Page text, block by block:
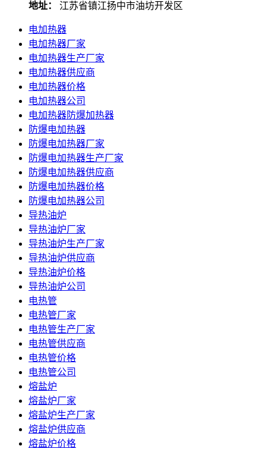
地址：
江苏省镇江扬中市油坊开发区
电加热器
电加热器厂家
电加热器生产厂家
电加热器供应商
电加热器价格
电加热器公司
电加热器防爆加热器
防爆电加热器
防爆电加热器厂家
防爆电加热器生产厂家
防爆电加热器供应商
防爆电加热器价格
防爆电加热器公司
导热油炉
导热油炉厂家
导热油炉生产厂家
导热油炉供应商
导热油炉价格
导热油炉公司
电热管
电热管厂家
电热管生产厂家
电热管供应商
电热管价格
电热管公司
熔盐炉
熔盐炉厂家
熔盐炉生产厂家
熔盐炉供应商
熔盐炉价格